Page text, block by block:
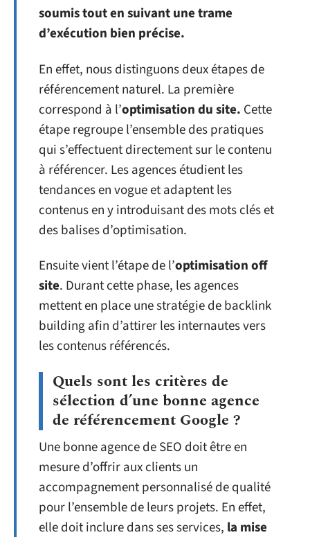
soumis tout en suivant une trame
d’exécution bien précise.
En effet, nous distinguons deux étapes de
référencement naturel. La première
correspond à l’optimisation du site. Cette
étape regroupe l’ensemble des pratiques
qui s’effectuent directement sur le contenu
à référencer. Les agences étudient les
tendances en vogue et adaptent les
contenus en y introduisant des mots clés et
des balises d’optimisation.
Ensuite vient l’étape de l’optimisation off
site. Durant cette phase, les agences
mettent en place une stratégie de backlink
building afin d’attirer les internautes vers
les contenus référencés.
Quels sont les critères de
sélection d’une bonne agence
de référencement Google ?
Une bonne agence de SEO doit être en
mesure d’offrir aux clients un
accompagnement personnalisé de qualité
pour l’ensemble de leurs projets. En effet,
elle doit inclure dans ses services, la mise